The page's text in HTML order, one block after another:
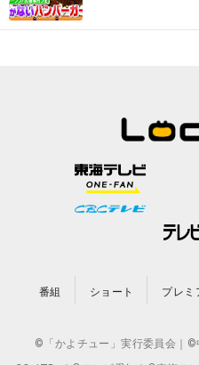
番組 ショート プレミ
©「かよチュー」実行委員会｜©